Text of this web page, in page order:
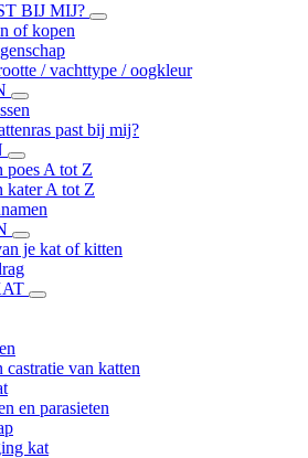
BIJ MIJ?
of kopen
/ vachttype / oogkleur
past bij mij?
poes A tot Z
kater A tot Z
je kat of kitten
castratie van katten
en parasieten
kat